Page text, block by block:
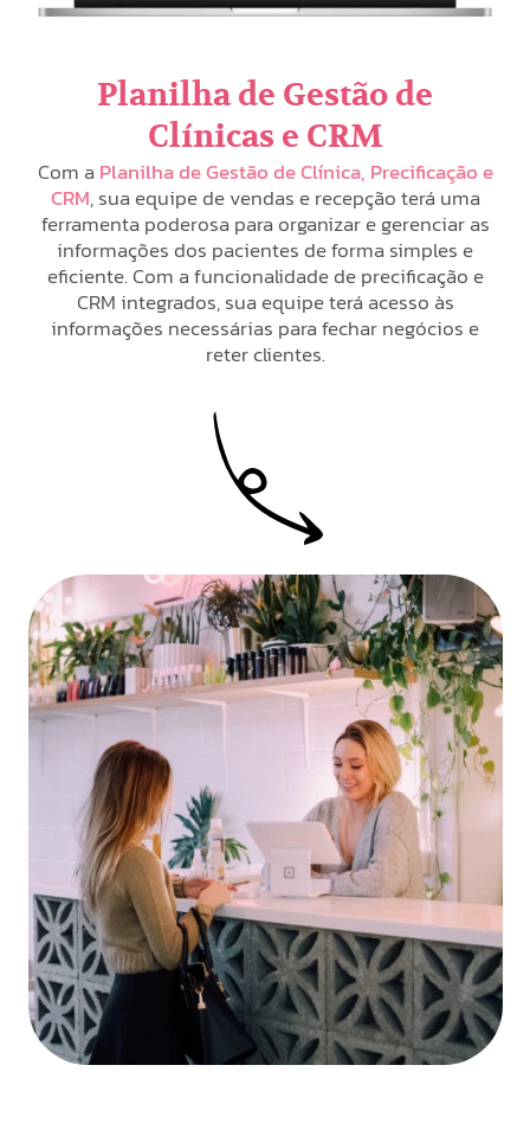
Planilha de Gestão de
Clínicas e CRM
Com a Planilha de Gestão de Clínica, Precificação e
CRM, sua equipe de vendas e recepção terá uma
ferramenta poderosa para organizar e gerenciar as
informações dos pacientes de forma simples e
eficiente. Com a funcionalidade de precificação e
CRM integrados, sua equipe terá acesso às
informações necessárias para fechar negócios e
reter clientes.